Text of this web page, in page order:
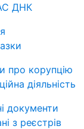
ДНК
про корупцію
діяльність
документи
з реєстрів